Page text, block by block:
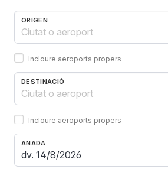
ORIGEN
Incloure aeroports propers
DESTINACIÓ
Incloure aeroports propers
ANADA